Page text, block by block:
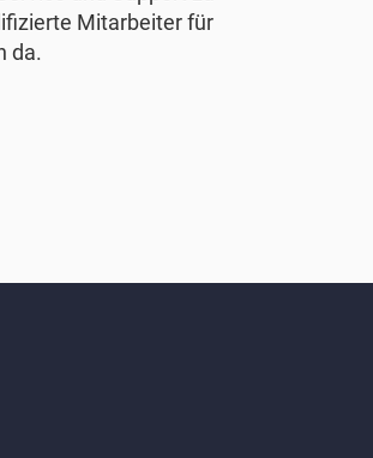
Mitarbeiter für
da.